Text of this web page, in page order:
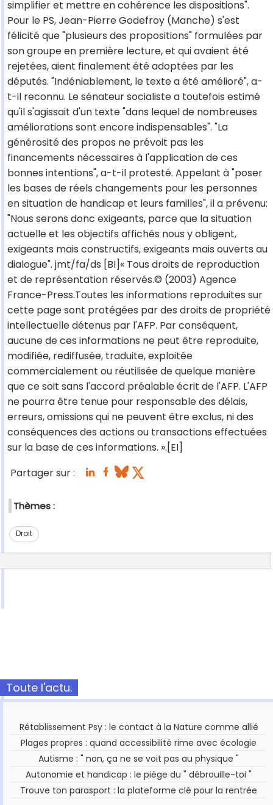
simplifier et mettre en cohérence les dispositions".
Pour le PS, Jean-Pierre Godefroy (Manche) s'est
félicité que "plusieurs des propositions" formulées par
son groupe en première lecture, et qui avaient été
rejetées, aient finalement été adoptées par les
députés. "Indéniablement, le texte a été amélioré", a-
t-il reconnu. Le sénateur socialiste a toutefois estimé
qu'il s'agissait d'un texte "dans lequel de nombreuses
améliorations sont encore indispensables". "La
générosité des propos ne prévoit pas les
financements nécessaires à l'application de ces
bonnes intentions", a-t-il protesté. Appelant à "poser
les bases de réels changements pour les personnes
en situation de handicap et leurs familles", il a prévenu:
"Nous serons donc exigeants, parce que la situation
actuelle et les objectifs affichés nous y obligent,
exigeants mais constructifs, exigeants mais ouverts au
dialogue". jmt/fa/ds [BI]« Tous droits de reproduction
et de représentation réservés.© (2003) Agence
France-Press.Toutes les informations reproduites sur
cette page sont protégées par des droits de propriété
intellectuelle détenus par l'AFP. Par conséquent,
aucune de ces informations ne peut être reproduite,
modifiée, rediffusée, traduite, exploitée
commercialement ou réutilisée de quelque manière
que ce soit sans l'accord préalable écrit de l'AFP. L'AFP
ne pourra être tenue pour responsable des délais,
erreurs, omissions qui ne peuvent être exclus, ni des
conséquences des actions ou transactions effectuées
sur la base de ces informations. ».[EI]
Partager sur :
Thèmes :
Droit
Toute l'actu.
Rétablissement Psy : le contact à la Nature comme allié
Plages propres : quand accessibilité rime avec écologie
Autisme : " non, ça ne se voit pas au physique "
Autonomie et handicap : le piège du " débrouille-toi "
Trouve ton parasport : la plateforme clé pour la rentrée